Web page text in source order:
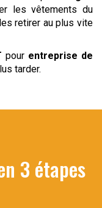
les vêtements du
retirer au plus vite
pour entreprise de
tarder.
3 étapes